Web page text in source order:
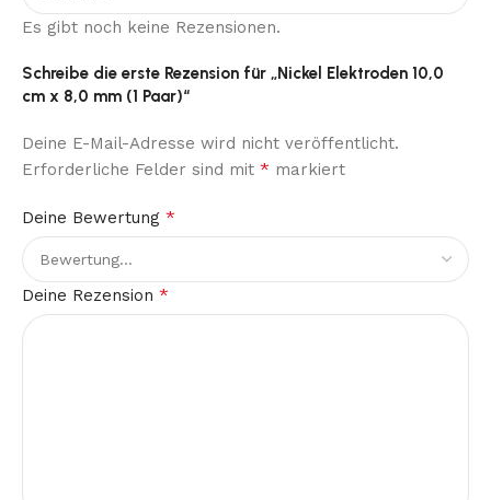
Es gibt noch keine Rezensionen.
Schreibe die erste Rezension für „Nickel Elektroden 10,0
cm x 8,0 mm (1 Paar)“
Deine E-Mail-Adresse wird nicht veröffentlicht.
Erforderliche Felder sind mit * markiert
Deine Bewertung *
Deine Rezension *